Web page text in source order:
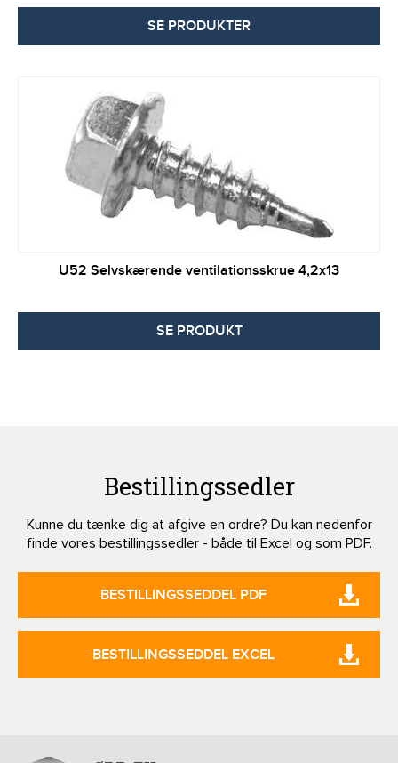
SE PRODUKTER
U52 Selvskærende ventilationsskrue 4,2x13
SE PRODUKT
Bestillingssedler
Kunne du tænke dig at afgive en ordre? Du kan nedenfor
finde vores bestillingssedler - både til Excel og som PDF.
BESTILLINGSSEDDEL PDF
BESTILLINGSSEDDEL EXCEL